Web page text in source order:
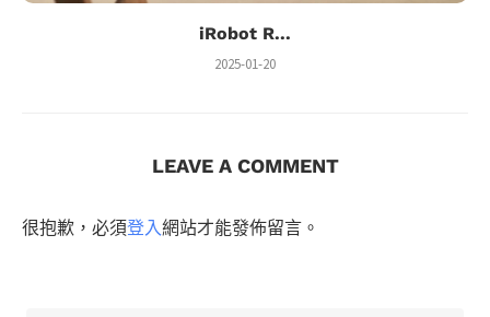
iRobot R...
2025-01-20
LEAVE A COMMENT
很抱歉，必須登入網站才能發佈留言。